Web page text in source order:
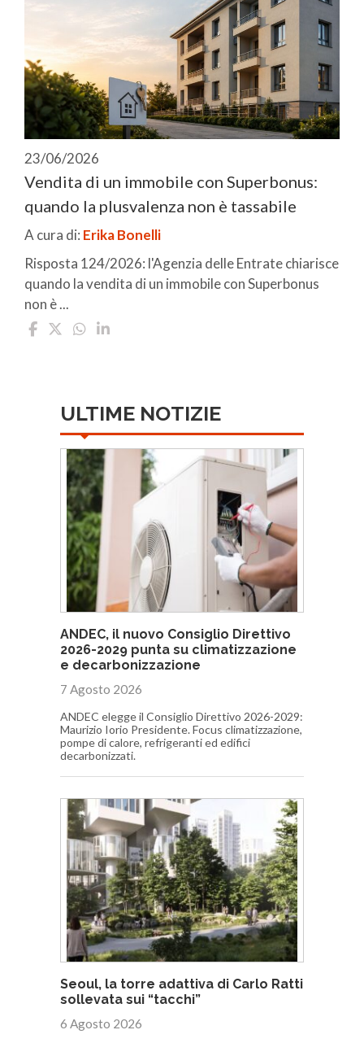
23/06/2026
Vendita di un immobile con Superbonus:
quando la plusvalenza non è tassabile
A cura di: Erika Bonelli
Risposta 124/2026: l'Agenzia delle Entrate chiarisce
quando la vendita di un immobile con Superbonus
non è ...
ULTIME NOTIZIE
ANDEC, il nuovo Consiglio Direttivo
2026-2029 punta su climatizzazione
e decarbonizzazione
7 Agosto 2026
ANDEC elegge il Consiglio Direttivo 2026-2029:
Maurizio Iorio Presidente. Focus climatizzazione,
pompe di calore, refrigeranti ed edifici
decarbonizzati.
Seoul, la torre adattiva di Carlo Ratti
sollevata sui “tacchi”
6 Agosto 2026